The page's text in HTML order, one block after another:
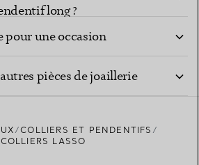
long ?
long Tiffany est-il un
pour une occasion
un collier à
pièces de joaillerie
COLLIERS ET PENDENTIFS
COLLIERS LASSO